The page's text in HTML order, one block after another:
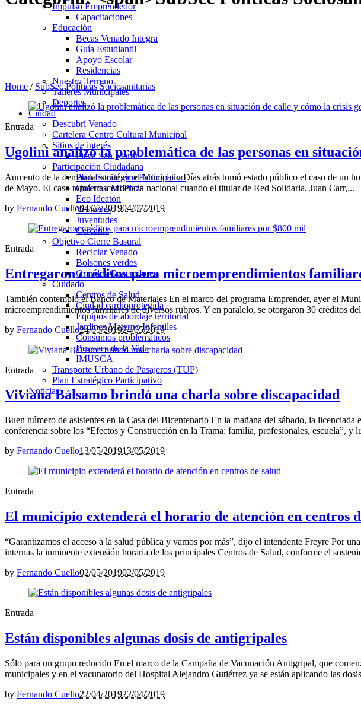
Impulso Emprendedor
Capacitaciones
Educación
Becas Venado Integra
Guía Estudiantil
Apoyo Escolar
Residencias
Nuestro Terreno
Talleres Municipales
Deportes
Ciudad
Descubrí Venado
Cartelera Centro Cultural Municipal
Sitios de interés
Plaza San Martín
Participación Ciudadana
Plan Estratégico Participativo
Quiero a Mi Plaza
Eco Ideatón
Vecinales
Juventudes
Cercania
Objetivo Cierre Basural
Reciclar Venado
Bolsones verdes
Grandes Generadores
Cuidado
Centros de Salud
Ciudad cardioprotegida
Equipos de abordaje territorial
Jardines Materno Infantiles
Consumos problemáticos
Buzones de la Vida
IMUSCA
Transporte Urbano de Pasajeros (TUP)
Plan Estratégico Participativo
Noticias
Home / SubSec Políticas Sociosanitarias
Entrada
Ugolini analizó la problemática de las personas en
Aumento de la demanda social en el Municipio Días atrás tomó estado público el caso de un
de Mayo. El caso tomó trascendencia nacional cuando el titular de Red Solidaria, Juan Carr,...
by Fernando Cuello04/07/201904/07/2019
Entrada
Entregaron créditos para microemprendimientos
También contempló el Banco de Materiales En el marco del programa Emprender, ayer el
microemprendimientos familiares de diversos rubros. Y en paralelo, se otorgaron 30 créditos
by Fernando Cuello24/05/201924/05/2019
Entrada
Viviana Bálsamo brindó una charla sobre discapacidad
Buen número de asistentes en la Casa del Bicentenario En la mañana del sábado, la
conferencia sobre los “Efectos y Construcción en la Trama: familia, profesionales, escuela”,
by Fernando Cuello13/05/201913/05/2019
Entrada
El municipio extenderá el horario de atención en centros
“Garantizamos el acceso a la salud pública y vamos por más”, dijo el intendente Freyre Por
internas la inminente extensión horaria de los principales Centros de Salud, conforme el
by Fernando Cuello02/05/201902/05/2019
Entrada
Están disponibles algunas dosis de antigripales
Sólo para un grupo reducido En el marco de la Campaña de Vacunación Antigripal, que
municipales y en el vacunatorio del Hospital Alejandro Gutiérrez ya se están aplicando las
by Fernando Cuello22/04/201922/04/2019